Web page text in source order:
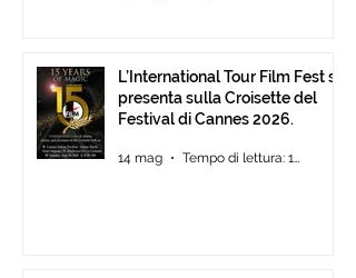
L’International Tour Film Fest si
presenta sulla Croisette del
Festival di Cannes 2026.
14 mag Tempo di lettura: 1 min